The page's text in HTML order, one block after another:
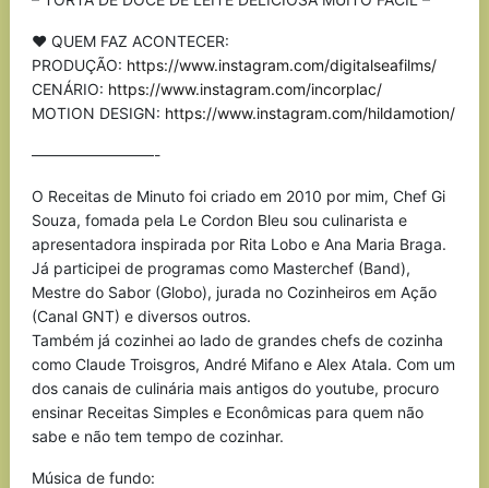
♥ QUEM FAZ ACONTECER:
PRODUÇÃO: https://www.instagram.com/digitalseafilms/
CENÁRIO: https://www.instagram.com/incorplac/
MOTION DESIGN: https://www.instagram.com/hildamotion/
————————-
O Receitas de Minuto foi criado em 2010 por mim, Chef Gi
Souza, fomada pela Le Cordon Bleu sou culinarista e
apresentadora inspirada por Rita Lobo e Ana Maria Braga.
Já participei de programas como Masterchef (Band),
Mestre do Sabor (Globo), jurada no Cozinheiros em Ação
(Canal GNT) e diversos outros.
Também já cozinhei ao lado de grandes chefs de cozinha
como Claude Troisgros, André Mifano e Alex Atala. Com um
dos canais de culinária mais antigos do youtube, procuro
ensinar Receitas Simples e Econômicas para quem não
sabe e não tem tempo de cozinhar.
Música de fundo: